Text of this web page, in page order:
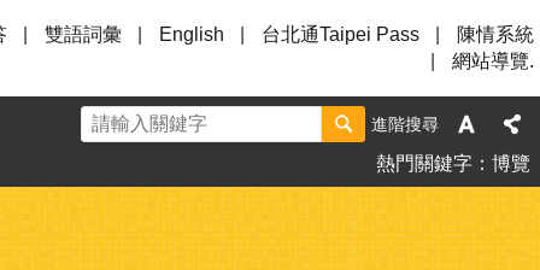
雙語詞彙 English 台北通Taipei Pass
陳情系統
網站導覽.
進階搜尋
熱門關鍵字 博覽